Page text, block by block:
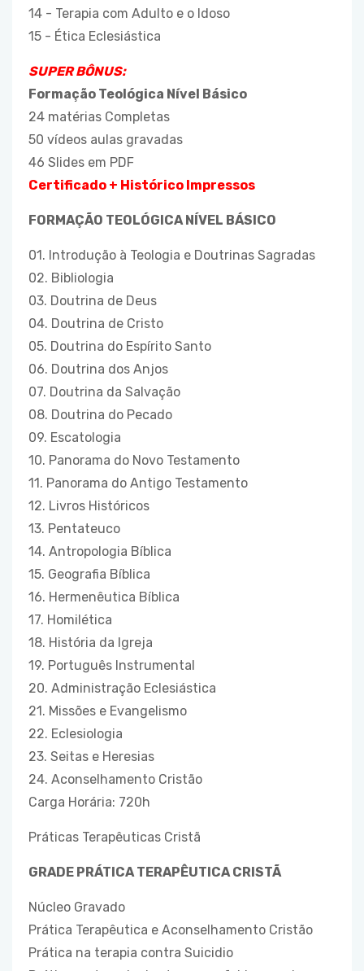
14 - Terapia com Adulto e o Idoso
15 - Ética Eclesiástica
SUPER BÔNUS:
Formação Teológica Nível Básico
24 matérias Completas
50 vídeos aulas gravadas
46 Slides em PDF
Certificado + Histórico Impressos
FORMAÇÃO TEOLÓGICA NÍVEL BÁSICO
01. Introdução à Teologia e Doutrinas Sagradas
02. Bibliologia
03. Doutrina de Deus
04. Doutrina de Cristo
05. Doutrina do Espírito Santo
06. Doutrina dos Anjos
07. Doutrina da Salvação
08. Doutrina do Pecado
09. Escatologia
10. Panorama do Novo Testamento
11. Panorama do Antigo Testamento
12. Livros Históricos
13. Pentateuco
14. Antropologia Bíblica
15. Geografia Bíblica
16. Hermenêutica Bíblica
17. Homilética
18. História da Igreja
19. Português Instrumental
20. Administração Eclesiástica
21. Missões e Evangelismo
22. Eclesiologia
23. Seitas e Heresias
24. Aconselhamento Cristão
Carga Horária: 720h
Práticas Terapêuticas Cristã
GRADE PRÁTICA TERAPÊUTICA CRISTÃ
Núcleo Gravado
Prática Terapêutica e Aconselhamento Cristão
Prática na terapia contra Suicidio